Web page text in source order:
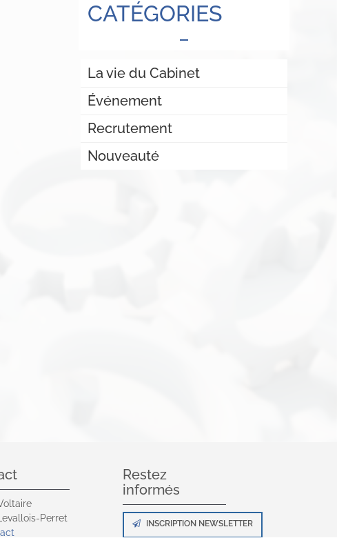
CATÉGORIES
La vie du Cabinet
Événement
Recrutement
Nouveauté
Perret
Restez
informés
INSCRIPTION NEWSLETTER